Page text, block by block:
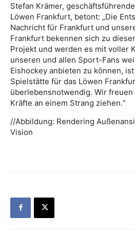
Stefan Krämer,
Löwen Frankfurt, betont: „Die
Nachricht für Frankfurt und
Frankfurt bekennen sich zu
Projekt und werden es mit voller
unseren und allen Sport-Fans
Eishockey anbieten zu können,
Spielstätte für das Löwen
überlebensnotwendig. Wir freuen
Kräfte an einem Strang ziehen.“
//Abbildung: Rendering
Vision